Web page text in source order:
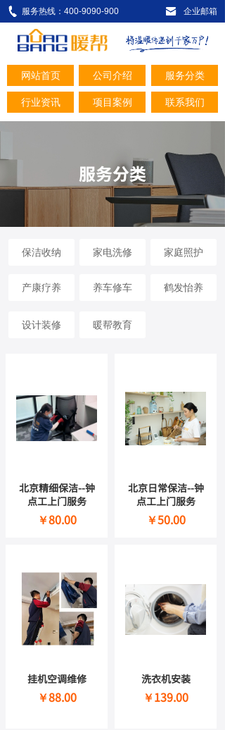
服务热线：400-9090-900 企业邮箱
网站首页 服务分类
公司介绍
行业资讯 联系我们
项目案例
保洁收纳 家电洗修 家庭照护
产康疗养 养车修车 鹤发怡养
设计装修 暖帮教育
北京精细保洁--钟
点工上门服务
￥80.00
北京日常保洁--钟
点工上门服务
￥50.00
挂机空调维修
￥88.00
洗衣机安装
￥139.00